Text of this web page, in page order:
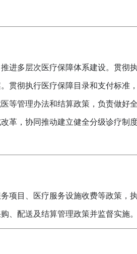
进多层次医疗保障体系建设。贯彻
贯彻执行医疗保障目录和支付标准
等管理办法和结算政策，负责做好
革，协同推动建立健全分级诊疗制
项目、医疗服务设施收费等政策，
、配送及结算管理政策并监督实施。